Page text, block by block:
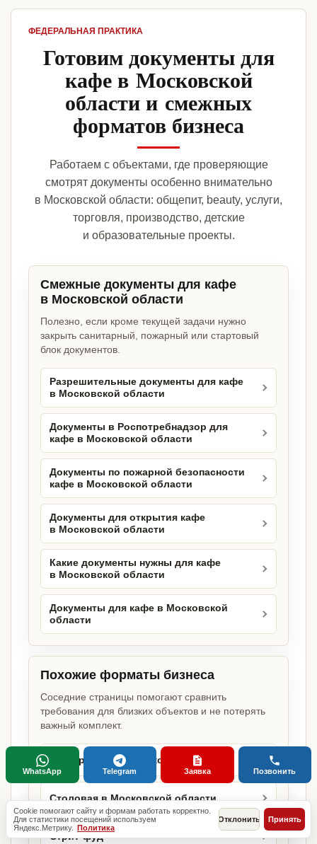
ФЕДЕРАЛЬНАЯ ПРАКТИКА
Готовим документы для
кафе в Московской
области и смежных
форматов бизнеса
Работаем с объектами, где проверяющие
смотрят документы особенно внимательно
в Московской области: общепит, beauty, услуги,
торговля, производство, детские
и образовательные проекты.
Смежные документы для кафе
в Московской области
Полезно, если кроме текущей задачи нужно
закрыть санитарный, пожарный или стартовый
блок документов.
Разрешительные документы для кафе
в Московской области
Документы в Роспотребнадзор для
кафе в Московской области
Документы по пожарной безопасности
кафе в Московской области
Документы для открытия кафе
в Московской области
Какие документы нужны для кафе
в Московской области
Документы для кафе в Московской
области
Похожие форматы бизнеса
Соседние страницы помогают сравнить
требования для близких объектов и не потерять
важный комплект.
Ресторан в Московской области
Столовая в Московской области
Стрит-фуд
Cookie помогают сайту и формам работать корректно.
Для статистики посещений используем
Яндекс.Метрику. Политика
Отклонить Принять
WhatsApp Telegram Заявка Позвонить